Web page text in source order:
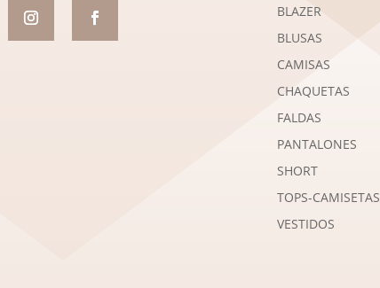
BLAZER
BLUSAS
CAMISAS
CHAQUETAS
FALDAS
PANTALONES
SHORT
TOPS-CAMISETAS
VESTIDOS